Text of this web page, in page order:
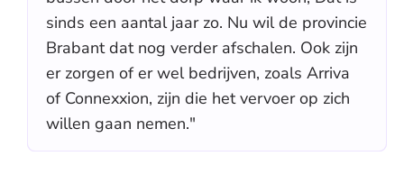
sinds een aantal jaar zo. Nu wil de provincie
Brabant dat nog verder afschalen. Ook zijn
er zorgen of er wel bedrijven, zoals Arriva
of Connexxion, zijn die het vervoer op zich
willen gaan nemen."